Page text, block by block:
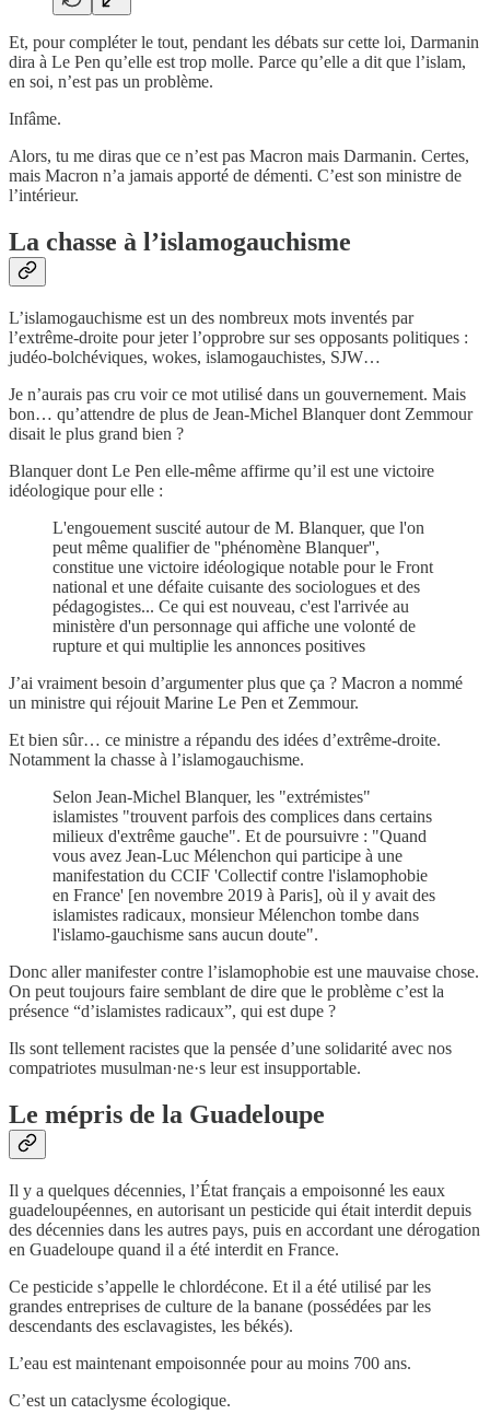
Et, pour compléter le tout, pendant les débats sur cette loi, Darmanin
dira à Le Pen qu’elle est trop molle. Parce qu’elle a dit que l’islam,
en soi, n’est pas un problème.
Infâme.
Alors, tu me diras que ce n’est pas Macron mais Darmanin. Certes,
mais Macron n’a jamais apporté de démenti. C’est son ministre de
l’intérieur.
La chasse à l’islamogauchisme
L’islamogauchisme est un des nombreux mots inventés par
l’extrême-droite pour jeter l’opprobre sur ses opposants politiques :
judéo-bolchéviques, wokes, islamogauchistes, SJW…
Je n’aurais pas cru voir ce mot utilisé dans un gouvernement. Mais
bon… qu’attendre de plus de Jean-Michel Blanquer dont Zemmour
disait le plus grand bien ?
Blanquer dont Le Pen elle-même affirme qu’il est une victoire
idéologique pour elle :
L'engouement suscité autour de M. Blanquer, que l'on
peut même qualifier de ''phénomène Blanquer'',
constitue une victoire idéologique notable pour le Front
national et une défaite cuisante des sociologues et des
pédagogistes... Ce qui est nouveau, c'est l'arrivée au
ministère d'un personnage qui affiche une volonté de
rupture et qui multiplie les annonces positives
J’ai vraiment besoin d’argumenter plus que ça ? Macron a nommé
un ministre qui réjouit Marine Le Pen et Zemmour.
Et bien sûr… ce ministre a répandu des idées d’extrême-droite.
Notamment la chasse à l’islamogauchisme.
Selon Jean-Michel Blanquer, les "extrémistes"
islamistes "trouvent parfois des complices dans certains
milieux d'extrême gauche". Et de poursuivre : "Quand
vous avez Jean-Luc Mélenchon qui participe à une
manifestation du CCIF 'Collectif contre l'islamophobie
en France' [en novembre 2019 à Paris], où il y avait des
islamistes radicaux, monsieur Mélenchon tombe dans
l'islamo-gauchisme sans aucun doute".
Donc aller manifester contre l’islamophobie est une mauvaise chose.
On peut toujours faire semblant de dire que le problème c’est la
présence “d’islamistes radicaux”, qui est dupe ?
Ils sont tellement racistes que la pensée d’une solidarité avec nos
compatriotes musulman·ne·s leur est insupportable.
Le mépris de la Guadeloupe
Il y a quelques décennies, l’État français a empoisonné les eaux
guadeloupéennes, en autorisant un pesticide qui était interdit depuis
des décennies dans les autres pays, puis en accordant une dérogation
en Guadeloupe quand il a été interdit en France.
Ce pesticide s’appelle le chlordécone. Et il a été utilisé par les
grandes entreprises de culture de la banane (possédées par les
descendants des esclavagistes, les békés).
L’eau est maintenant empoisonnée pour au moins 700 ans.
C’est un cataclysme écologique.